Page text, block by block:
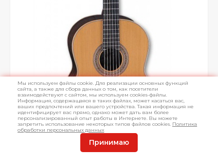
Мы используем файлы cookie. Для реализации основных функций
сайта, а также для сбора данных о том, как посетители
взаимодействуют с сайтом, мы используем cookies-файлы.
Информация, содержащаяся в таких файлах, может касаться вас,
ваших предпочтений или вашего устройства. Такая информация не
идентифицирует вас прямо, однако может дать вам более
персонализированный опыт работы в Интернете. Вы можете
запретить использование некоторых типов файлов cookies. Политика
обработки персональных данных
Принимаю